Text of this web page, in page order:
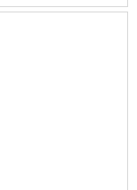
kit de
os
seu
esse